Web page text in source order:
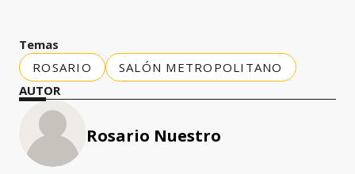
Temas
ROSARIO
SALÓN METROPOLITANO
AUTOR
Rosario Nuestro